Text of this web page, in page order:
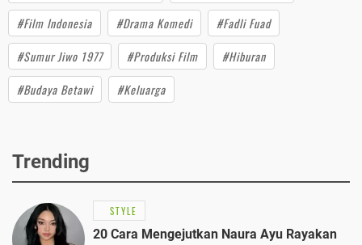
#Film Indonesia
#Drama Komedi
#Fadli Fuad
#Sumur Jiwo 1977
#Produksi Film
#Hiburan
#Budaya Betawi
#Keluarga
Trending
STYLE
20 Cara Mengejutkan Naura Ayu Rayakan